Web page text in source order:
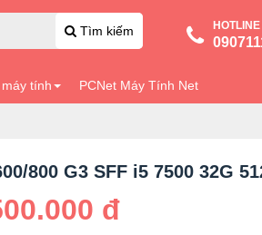
Tìm kiếm HOTLINE
tính PCNet Máy Tính Net
800 G3 SFF i5 7500 32G
đ